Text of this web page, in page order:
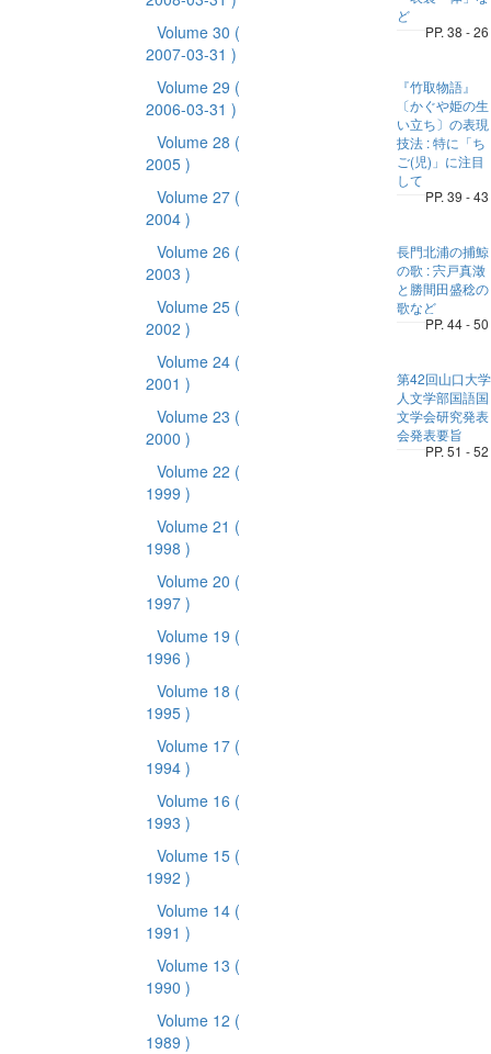
Volume 30 (
2007-03-31 )
Volume 29 (
2006-03-31 )
Volume 28 (
2005 )
Volume 27 (
2004 )
Volume 26 (
2003 )
Volume 25 (
2002 )
Volume 24 (
2001 )
Volume 23 (
2000 )
Volume 22 (
1999 )
Volume 21 (
1998 )
Volume 20 (
1997 )
Volume 19 (
1996 )
Volume 18 (
1995 )
Volume 17 (
1994 )
Volume 16 (
1993 )
Volume 15 (
1992 )
Volume 14 (
1991 )
Volume 13 (
1990 )
Volume 12 (
1989 )
ど
PP. 38 - 26
『竹取物語』
〔かぐや姫の生
い立ち〕の表現
技法 : 特に「ち
ご(児)」に注目
して
PP. 39 - 43
長門北浦の捕鯨
の歌 : 宍戸真澂
と勝間田盛稔の
歌など
PP. 44 - 50
第42回山口大学
人文学部国語国
文学会研究発表
会発表要旨
PP. 51 - 52